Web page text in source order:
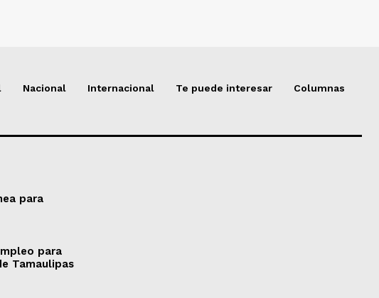
Nacional Internacional Te puede interesar Columnas
para
para
Tamaulipas